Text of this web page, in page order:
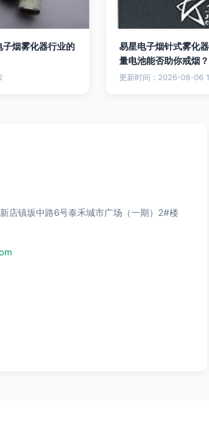
烟雾化器行业的
易星电子烟针式雾化
量电池能否助你戒烟？
更新时间：2026-08-06
店镇坂中路6号泰禾城市广场（一期）2#楼